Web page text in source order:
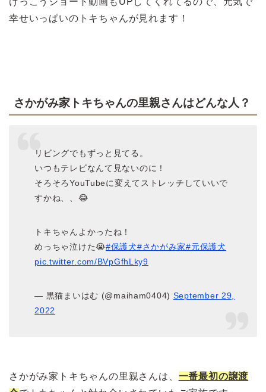
幸せいっぱいのトキちゃんが見れます！
さかがみ家トキちゃんの里親さんはどんな人？
リビングでもずっと見てる。
いつもテレビなんて見ないのに！
そろそろYouTubeに変えてストレッチしていいで
すかね、、😂
トキちゃんよかったね！
めっちゃ泣けた😭#保護犬#さかがみ家#元保護犬
pic.twitter.com/BVpGfhLky9
— 黒猫まいはむ (@maiham0404) September 29,
2022
さかがみ家トキちゃんの里親さんは、 一番最初の譲渡